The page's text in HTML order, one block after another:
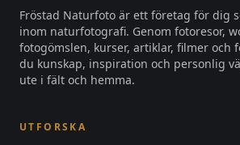
Fröstad Naturfoto är ett företag för dig
inom naturfotografi. Genom fotoresor,
fotogömslen, kurser, artiklar, filmer och
du kunskap, inspiration och personlig
ute i fält och hemma.
UTFORSKA